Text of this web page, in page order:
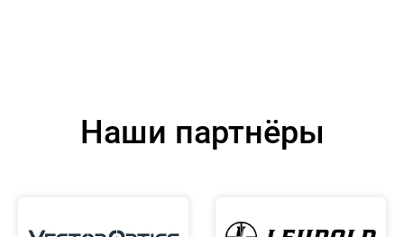
Наши партнёры